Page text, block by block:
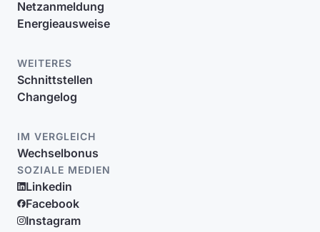
Netzanmeldung
Energieausweise
WEITERES
Schnittstellen
Changelog
IM VERGLEICH
Wechselbonus
SOZIALE MEDIEN
Linkedin
Facebook
Instagram